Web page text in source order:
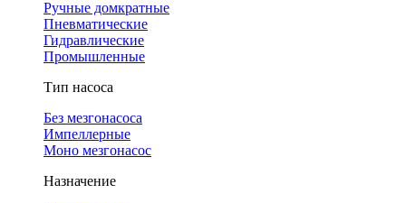
Ручные домкратные
Пневматические
Гидравлические
Промышленные
Тип насоса
Без мезгонасоса
Импеллерные
Моно мезгонасос
Назначение